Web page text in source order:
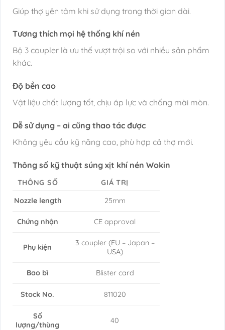
Giúp thợ yên tâm khi sử dụng trong thời gian dài.
Tương thích mọi hệ thống khí nén
Bộ 3 coupler là ưu thế vượt trội so với nhiều sản phẩm
khác.
Độ bền cao
Vật liệu chất lượng tốt, chịu áp lực và chống mài mòn.
Dễ sử dụng – ai cũng thao tác được
Không yêu cầu kỹ năng cao, phù hợp cả thợ mới.
Thông số kỹ thuật súng xịt khí nén Wokin
THÔNG SỐ
GIÁ TRỊ
Nozzle length
25mm
Chứng nhận CE approval
Phụ kiện
3 coupler (EU – Japan –
USA)
Bao bì Blister card
Stock No. 811020
Số
lượng/thùng
40